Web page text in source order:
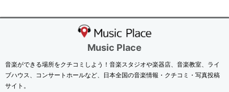
Music Place
音楽ができる場所をクチコミしよう！音楽スタジオや楽器店、音楽教室、ライ
ブハウス、コンサートホールなど、日本全国の音楽情報・クチコミ・写真投稿
サイト。